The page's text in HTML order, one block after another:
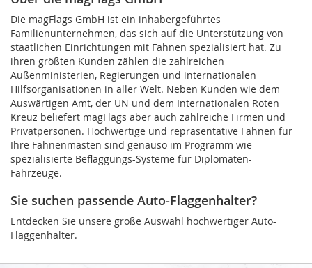
Die magFlags GmbH ist ein inhabergeführtes
Familienunternehmen, das sich auf die Unterstützung von
staatlichen Einrichtungen mit Fahnen spezialisiert hat. Zu
ihren größten Kunden zählen die zahlreichen
Außenministerien, Regierungen und internationalen
Hilfsorganisationen in aller Welt. Neben Kunden wie dem
Auswärtigen Amt, der UN und dem Internationalen Roten
Kreuz beliefert magFlags aber auch zahlreiche Firmen und
Privatpersonen. Hochwertige und repräsentative Fahnen für
Ihre Fahnenmasten sind genauso im Programm wie
spezialisierte Beflaggungs-Systeme für Diplomaten-
Fahrzeuge.
Sie suchen passende Auto-Flaggenhalter?
Entdecken Sie unsere große Auswahl hochwertiger Auto-
Flaggenhalter.